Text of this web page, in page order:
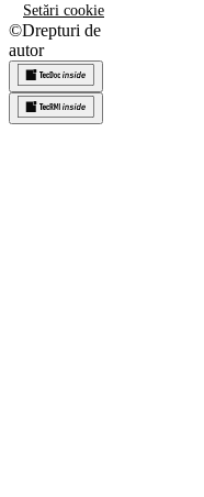
Setări cookie
©Drepturi de
autor